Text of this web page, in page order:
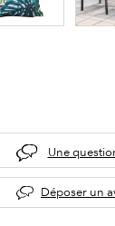
Une
Déposer un